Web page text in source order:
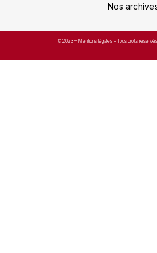
Nos
© 2023 – Mentions légales – Tous droits